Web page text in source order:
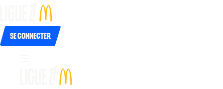
Se connecter